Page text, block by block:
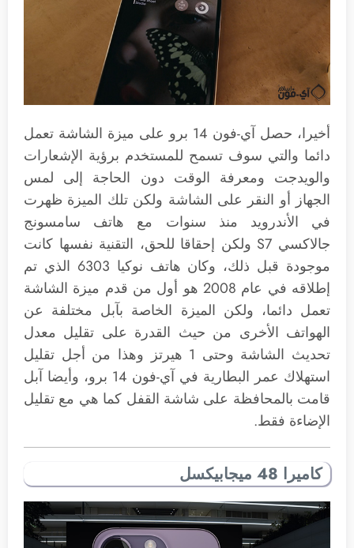
أخيرا، حصل آي-فون 14 برو على ميزة الشاشة تعمل
دائما والتي سوف تسمح للمستخدم برؤية الإشعارات
والويدجت ومعرفة الوقت دون الحاجة إلى لمس
الجهاز أو النقر على الشاشة ولكن تلك الميزة ظهرت
في الأندرويد منذ سنوات مع هاتف سامسونج
جالاكسي S7 ولكن إحقاقا للحق، التقنية نفسها كانت
موجودة قبل ذلك، وكان هاتف نوكيا 6303 الذي تم
إطلاقه في عام 2008 هو أول من قدم ميزة الشاشة
تعمل دائما، ولكن الميزة الخاصة بآبل مختلفة عن
الهواتف الأخرى من حيث القدرة على تقليل معدل
تحديث الشاشة وحتى 1 هيرتز وهذا من أجل تقليل
استهلاك عمر البطارية في آي-فون 14 برو، وأيضا آبل
قامت بالمحافظة على شاشة القفل كما هي مع تقليل
الإضاءة فقط.
كاميرا 48 ميجابيكسل